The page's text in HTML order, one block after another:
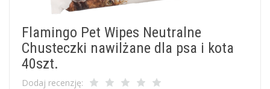
Flamingo Pet Wipes Neutralne
Chusteczki nawilżane dla psa i kota
40szt.
Dodaj recenzję: